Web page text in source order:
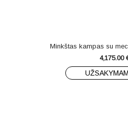
Minkštas kampas su
4,175.00